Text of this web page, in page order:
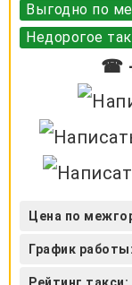
Выгодно по
Недорогое
☎
Цена по
График работы: